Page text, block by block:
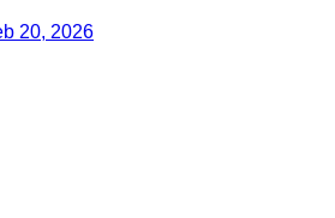
20, 2026